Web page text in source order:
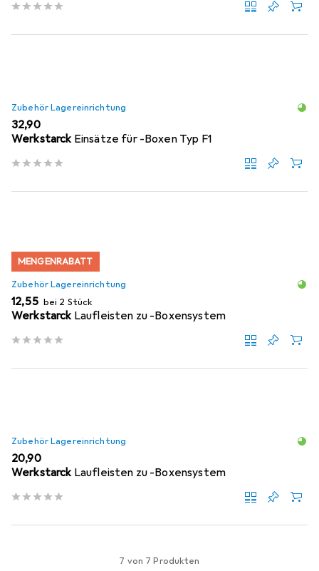
Zubehör Lagereinrichtung
EUR
32,90
Werkstarck Einsätze für -Boxen Typ F1
MENGENRABATT
Zubehör Lagereinrichtung
EUR
12,55 bei 2 Stück
Werkstarck Laufleisten zu -Boxensystem
Zubehör Lagereinrichtung
EUR
20,90
Werkstarck Laufleisten zu -Boxensystem
7 von 7 Produkten